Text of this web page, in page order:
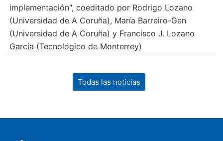
implementación", coeditado por Rodrigo Lozano
(Universidad de A Coruña), María Barreiro-Gen
(Universidad de A Coruña) y Francisco J. Lozano
García (Tecnológico de Monterrey)
Todas las noticias